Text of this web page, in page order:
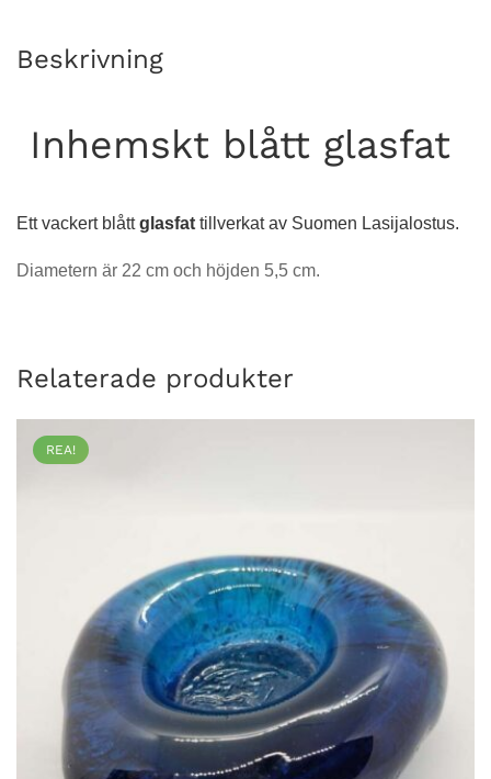
Beskrivning
Inhemskt blått glasfat
Ett vackert blåttglasfat tillverkat av Suomen Lasijalostus.
Diametern är 22 cm och höjden 5,5 cm.
Relaterade produkter
REA!